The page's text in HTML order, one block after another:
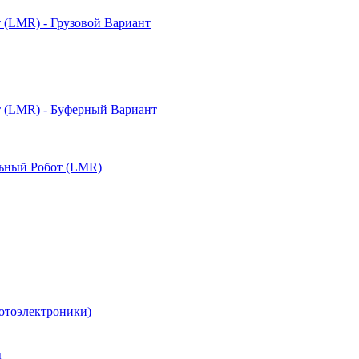
- Грузовой Вариант
- Буферный Вариант
Робот (LMR)